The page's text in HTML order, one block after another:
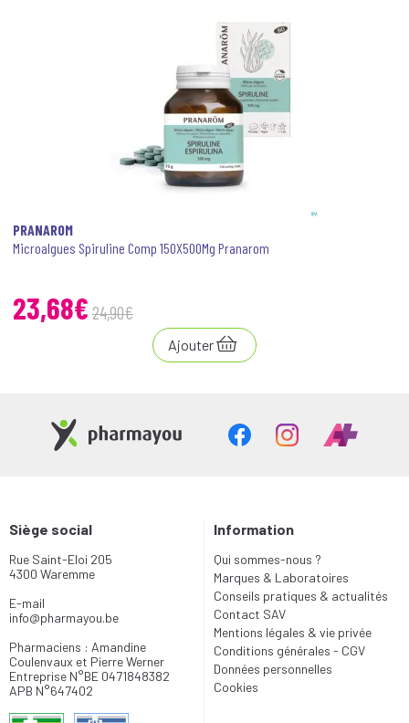
PRANAROM
Microalgues Spiruline Comp 150X500Mg Pranarom
23,68€ 24,90€
Ajouter
Siège social
Rue Saint-Eloi 205
4300 Waremme
E-mail
info@pharmayou.be
Pharmaciens : Amandine
Coulenvaux et Pierre Werner
Entreprise N°BE 0471848382
APB N°647402
Information
Qui sommes-nous ?
Marques & Laboratoires
Conseils pratiques & actualités
Contact SAV
Mentions légales & vie privée
Conditions générales - CGV
Données personnelles
Cookies